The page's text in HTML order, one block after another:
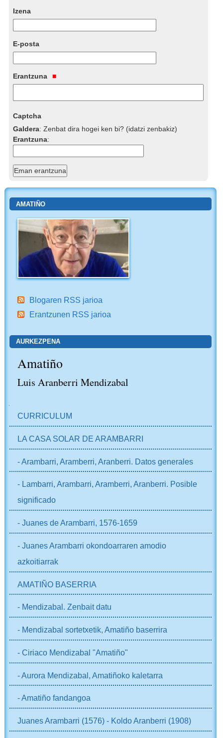
Izena
E-posta
Erantzuna
Captcha
Galdera:Zenbat dira hogei ken bi? (idatzi zenbakiz)
Erantzuna:
AMATIÑO
Blogaren RSS jarioa
Erantzunen RSS jarioa
AURKEZPENA
Amatiño
Luis Aranberri Mendizabal
CURRICULUM
LA CASA SOLAR DE ARAMBARRI
- Arambarri, Aramberri, Aranberri. Datos generales
- Lambarri, Arambarri, Aramberri, Aranberri. Posible
significado
- Juanes de Arambarri, 1576-1659
- Juanes Arambarri okondoarraren amodio
azkoitiarrak
AMATIÑO BASERRIA
- Mendizabal. Zenbait datu
- Mendizabal sortetxetik, Amatiño baserrira
- Ciriaco Mendizabal "Amatiño"
- Aurora Mendizabal, Amatiñoko kaletarra
- Amatiño fandangoa
Juanes Arambarri (1576) - Koldo Aranberri (1908)